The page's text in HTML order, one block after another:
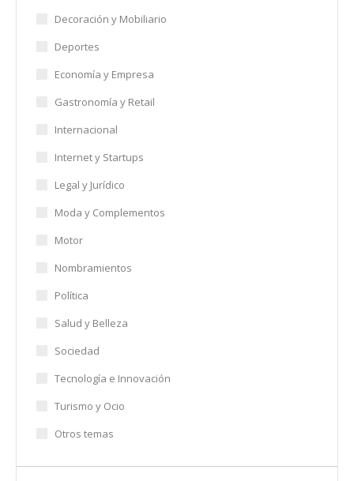
Decoración y Mobiliario
Deportes
Economía y Empresa
Gastronomía y Retail
Internacional
Internet y Startups
Legal y Jurídico
Moda y Complementos
Motor
Nombramientos
Política
Salud y Belleza
Sociedad
Tecnología e Innovación
Turismo y Ocio
Otros temas